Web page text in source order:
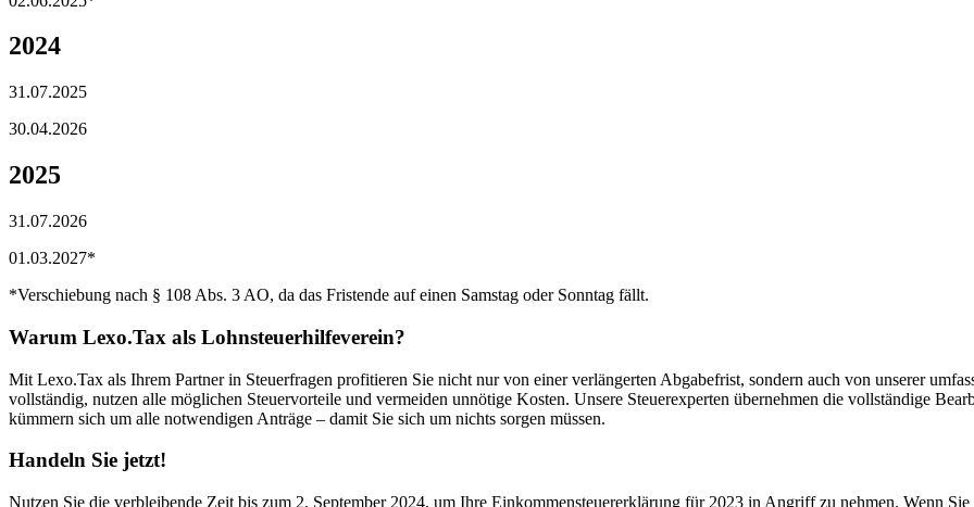
2024
31.07.2025
30.04.2026
2025
31.07.2026
01.03.2027*
*Verschiebung nach § 108 Abs. 3 AO, da das Fristende auf einen Samstag oder Sonntag fällt.
Warum Lexo.Tax als Lohnsteuerhilfeverein?
Mit Lexo.Tax als Ihrem Partner in Steuerfragen profitieren Sie nicht nur von einer verlängerten Abgabefrist, sondern auch von unserer
vollständig, nutzen alle möglichen Steuervorteile und vermeiden unnötige Kosten. Unsere Steuerexperten übernehmen die vollständige
kümmern sich um alle notwendigen Anträge – damit Sie sich um nichts sorgen müssen.
Handeln Sie jetzt!
Nutzen Sie die verbleibende Zeit bis zum 2. September 2024, um Ihre Einkommensteuererklärung für 2023 in Angriff zu nehmen. Wenn